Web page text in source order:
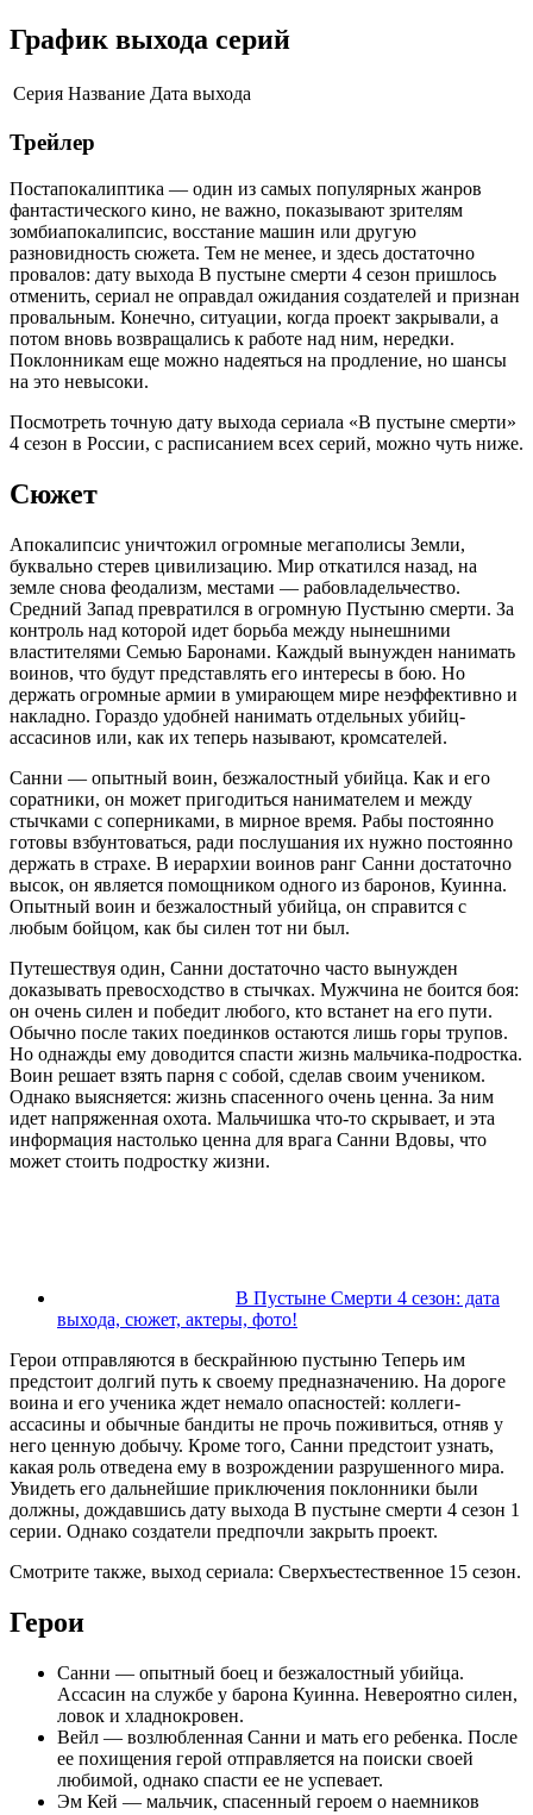
График выхода серий
Серия Название Дата выхода
Трейлер
Постапокалиптика — один из самых популярных жанров
фантастического кино, не важно, показывают зрителям
зомбиапокалипсис, восстание машин или другую
разновидность сюжета. Тем не менее, и здесь достаточно
провалов: дату выхода В пустыне смерти 4 сезон пришлось
отменить, сериал не оправдал ожидания создателей и признан
провальным. Конечно, ситуации, когда проект закрывали, а
потом вновь возвращались к работе над ним, нередки.
Поклонникам еще можно надеяться на продление, но шансы
на это невысоки.
Посмотреть точную дату выхода сериала «В пустыне смерти»
4 сезон в России, с расписанием всех серий, можно чуть ниже.
Сюжет
Апокалипсис уничтожил огромные мегаполисы Земли,
буквально стерев цивилизацию. Мир откатился назад, на
земле снова феодализм, местами — рабовладельчество.
Средний Запад превратился в огромную Пустыню смерти. За
контроль над которой идет борьба между нынешними
властителями Семью Баронами. Каждый вынужден нанимать
воинов, что будут представлять его интересы в бою. Но
держать огромные армии в умирающем мире неэффективно и
накладно. Гораздо удобней нанимать отдельных убийц-
ассасинов или, как их теперь называют, кромсателей.
Санни — опытный воин, безжалостный убийца. Как и его
соратники, он может пригодиться нанимателем и между
стычками с соперниками, в мирное время. Рабы постоянно
готовы взбунтоваться, ради послушания их нужно постоянно
держать в страхе. В иерархии воинов ранг Санни достаточно
высок, он является помощником одного из баронов, Куинна.
Опытный воин и безжалостный убийца, он справится с
любым бойцом, как бы силен тот ни был.
Путешествуя один, Санни достаточно часто вынужден
доказывать превосходство в стычках. Мужчина не боится боя:
он очень силен и победит любого, кто встанет на его пути.
Обычно после таких поединков остаются лишь горы трупов.
Но однажды ему доводится спасти жизнь мальчика-подростка.
Воин решает взять парня с собой, сделав своим учеником.
Однако выясняется: жизнь спасенного очень ценна. За ним
идет напряженная охота. Мальчишка что-то скрывает, и эта
информация настолько ценна для врага Санни Вдовы, что
может стоить подростку жизни.
В Пустыне Смерти 4 сезон: дата
выхода, сюжет, актеры, фото!
Герои отправляются в бескрайнюю пустыню Теперь им
предстоит долгий путь к своему предназначению. На дороге
воина и его ученика ждет немало опасностей: коллеги-
ассасины и обычные бандиты не прочь поживиться, отняв у
него ценную добычу. Кроме того, Санни предстоит узнать,
какая роль отведена ему в возрождении разрушенного мира.
Увидеть его дальнейшие приключения поклонники были
должны, дождавшись дату выхода В пустыне смерти 4 сезон 1
серии. Однако создатели предпочли закрыть проект.
Смотрите также, выход сериала: Сверхъестественное 15 сезон.
Герои
Санни — опытный боец и безжалостный убийца.
Ассасин на службе у барона Куинна. Невероятно силен,
ловок и хладнокровен.
Вейл — возлюбленная Санни и мать его ребенка. После
ее похищения герой отправляется на поиски своей
любимой, однако спасти ее не успевает.
Эм Кей — мальчик, спасенный героем о наемников